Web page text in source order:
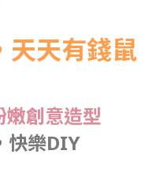
天有錢鼠
創意造型
快樂DIY